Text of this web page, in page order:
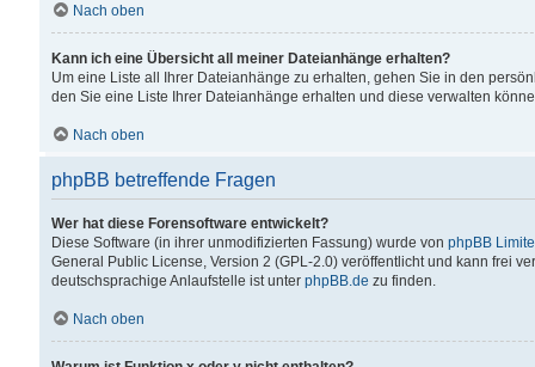
Nach oben
Kann ich eine Übersicht all meiner Dateianhänge erhalten?
Um eine Liste all Ihrer Dateianhänge zu erhalten, gehen Sie in den
den Sie eine Liste Ihrer Dateianhänge erhalten und diese verwalten
Nach oben
phpBB betreffende Fragen
Wer hat diese Forensoftware entwickelt?
Diese Software (in ihrer unmodifizierten Fassung) wurde von phpBB
General Public License, Version 2 (GPL-2.0) veröffentlicht und kann frei
deutschsprachige Anlaufstelle ist unter phpBB.de zu finden.
Nach oben